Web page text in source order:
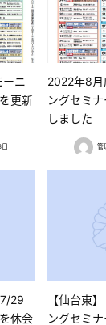
ニ
更新
2022年8月
ングセミ
しました
管
29
休会
【仙台東
ングセミ